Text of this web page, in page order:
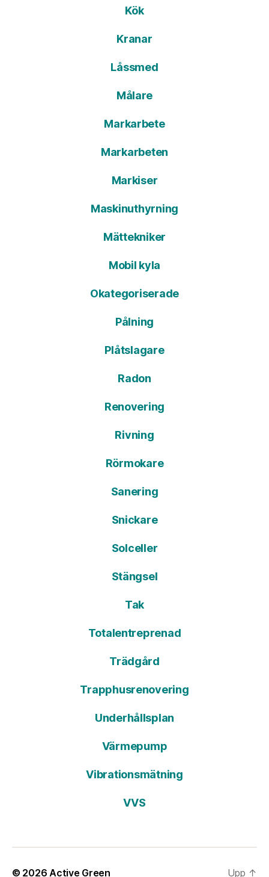
Kök
Kranar
Låssmed
Målare
Markarbete
Markarbeten
Markiser
Maskinuthyrning
Mättekniker
Mobil kyla
Okategoriserade
Pålning
Plåtslagare
Radon
Renovering
Rivning
Rörmokare
Sanering
Snickare
Solceller
Stängsel
Tak
Totalentreprenad
Trädgård
Trapphusrenovering
Underhållsplan
Värmepump
Vibrationsmätning
VVS
© 2026 Active Green Upp ↑